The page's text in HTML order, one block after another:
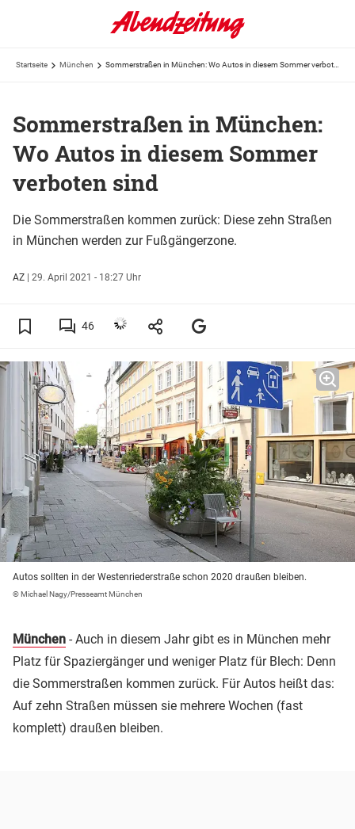
Startseite München
Sommerstraßen in München:
Wo Autos in diesem Sommer
verboten sind
Die Sommerstraßen kommen zurück: Diese zehn Straßen
in München werden zur Fußgängerzone.
AZ | 29. April 2021 - 18:27 Uhr
46
Autos sollten in der Westenriederstraße schon 2020 draußen bleiben.
© Michael Nagy/Presseamt München
München - Auch in diesem Jahr gibt es in München mehr
Platz für Spaziergänger und weniger Platz für Blech: Denn
die Sommerstraßen kommen zurück. Für Autos heißt das:
Auf zehn Straßen müssen sie mehrere Wochen (fast
komplett) draußen bleiben.